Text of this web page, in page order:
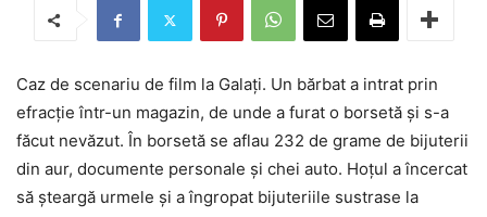
Caz de scenariu de film la Galați. Un bărbat a intrat prin
efracție într-un magazin, de unde a furat o borsetă și s-a
făcut nevăzut. În borsetă se aflau 232 de grame de bijuterii
din aur, documente personale și chei auto. Hoțul a încercat
să șteargă urmele și a îngropat bijuteriile sustrase la